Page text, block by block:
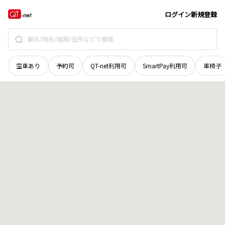
ログイン新規登録
空車あり 予約可 QT-net利用可 SmartPay利用可 車椅子
新潟県